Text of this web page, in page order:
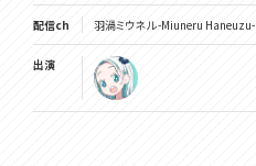
配信ch 羽渦ミウネル -Miuneru Haneuzu-
出演